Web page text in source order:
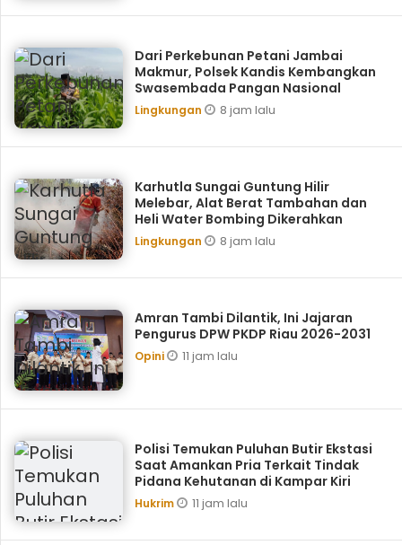
Dari Perkebunan Petani Jambai
Makmur, Polsek Kandis Kembangkan
Swasembada Pangan Nasional
Lingkungan 8 jam lalu
Karhutla Sungai Guntung Hilir
Melebar, Alat Berat Tambahan dan
Heli Water Bombing Dikerahkan
Lingkungan 8 jam lalu
Amran Tambi Dilantik, Ini Jajaran
Pengurus DPW PKDP Riau 2026-2031
Opini 11 jam lalu
Polisi Temukan Puluhan Butir Ekstasi
Saat Amankan Pria Terkait Tindak
Pidana Kehutanan di Kampar Kiri
Hukrim 11 jam lalu